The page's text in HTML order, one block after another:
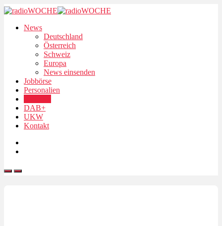
News
Deutschland
Österreich
Schweiz
Europa
News einsenden
Jobbörse
Personalien
DAB+
UKW
Kontakt